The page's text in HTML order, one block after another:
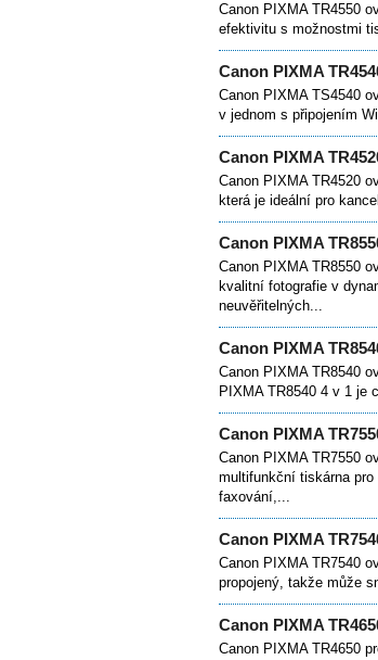
Canon PIXMA TR4550
efektivitu s možnostmi
Canon PIXMA
Canon PIXMA TS4540
v jednom s připojením
Canon PIXMA
Canon PIXMA TR4520
která je ideální pro
Canon PIXMA
Canon PIXMA TR8550
kvalitní fotografie v
neuvěřitelných...
Canon PIXMA
Canon PIXMA TR8540
PIXMA TR8540 4 v 1 je
Canon PIXMA
Canon PIXMA TR7550
multifunkční tiskárna
faxování,...
Canon PIXMA
Canon PIXMA TR7540
propojený, takže může
Canon PIXMA
Canon PIXMA TR4650